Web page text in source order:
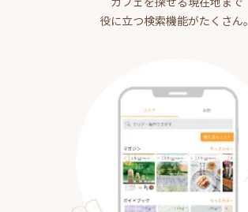
役に立つ検索機能がたくさん。